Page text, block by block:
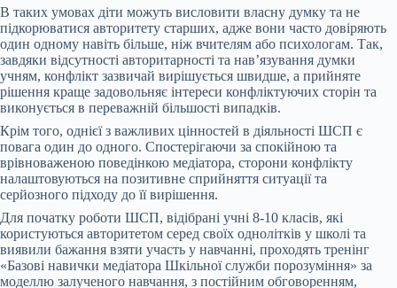
В таких умовах діти можуть висловити власну думку та не
підкорюватися авторитету старших, адже вони часто довіряють
один одному навіть більше, ніж вчителям або психологам. Так,
завдяки відсутності авторитарності та нав’язування думки
учням, конфлікт зазвичай вирішується швидше, а прийняте
рішення краще задовольняє інтереси конфліктуючих сторін та
виконується в переважній більшості випадків.
Крім того, однієї з важливих цінностей в діяльності ШСП є
повага один до одного. Спостерігаючи за спокійною та
врівноваженою поведінкою медіатора, сторони конфлікту
налаштовуються на позитивне сприйняття ситуації та
серйозного підходу до її вирішення.
Для початку роботи ШСП, відібрані учні 8-10 класів, які
користуються авторитетом серед своїх однолітків у школі та
виявили бажання взяти участь у навчанні, проходять тренінг
«Базові навички медіатора Шкільної служби порозуміння» за
моделлю залученого навчання, з постійним обговоренням,